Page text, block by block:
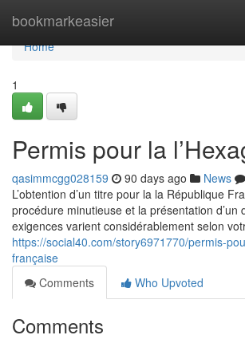
bookmarkeasier
Home
Home
1
Permis pour la
qasimmcgg028159 90 days ago News
L’obtention d’un titre pour la la République
procédure minutieuse et la présentation d’un
exigences varient considérablement selon
https://social40.com/story6971770/permis-
française
Comments
Who Upvoted
Comments